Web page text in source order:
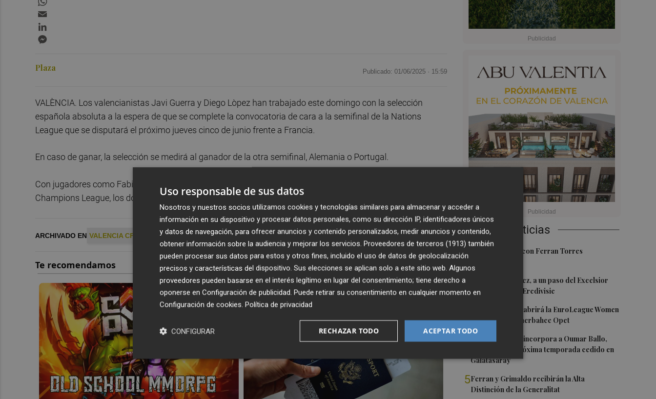
Últimas Noticias
1
Foios se vuelca con Ferran Torres
2
Mario Domínguez, a un paso del Excelsior
Róterdam de la Eredivisie
Valencia Basket abrirá la EuroLeague Women
en casa ante Fenerbahce Opet
4 Valencia Basket incorpora a Oumar Ballo,
que jugará la próxima temporada cedido en
Galatasaray
5Ferran y Grimaldo recibirán la Alta
Distinción de la Generalitat
Plaza Publicado: 01/06/2025 · 15:59
VALÈNCIA. Los valencianistas Javi Guerra y Diego Lòpez han trabajado este domingo con la selección
española absoluta a la espera de que se complete la convocatoria de cara a la semifinal de la Nations
League que se disputará el próximo jueves cinco de junio frente a Francia.
En caso de ganar, la selección se medirá al ganador de la otra semifinal, Alemania o Portugal.
Con jugadores como Fabián Ruiz que no se ha podido unir a sus compañeros por la disputa de la final de la
Champions League, los dos valencianistas han trabajado bajo las órdenes de Luis de la Fuente.
ARCHIVADO EN VALENCIA CF
Uso responsable de sus datos
Nosotros y nuestros socios utilizamos cookies y tecnologías similares para almacenar y acceder a
información en su dispositivo y procesar datos personales, como su dirección IP, identificadores únicos
y datos de navegación, para ofrecer anuncios y contenido personalizados, medir anuncios y contenido,
obtener información sobre la audiencia y mejorar los servicios. Proveedores de terceros (1913) también
pueden procesar sus datos para estos y otros fines, incluido el uso de datos de geolocalización
precisos y características del dispositivo. Sus elecciones se aplican solo a este sitio web. Algunos
proveedores pueden basarse en el interés legítimo en lugar del consentimiento; tiene derecho a
oponerse en Configuración de publicidad. Puede retirar su consentimiento en cualquier momento en
Configuración de cookies. Política de privacidad
ACEPTAR TODO
RECHAZAR TODO
CONFIGURAR